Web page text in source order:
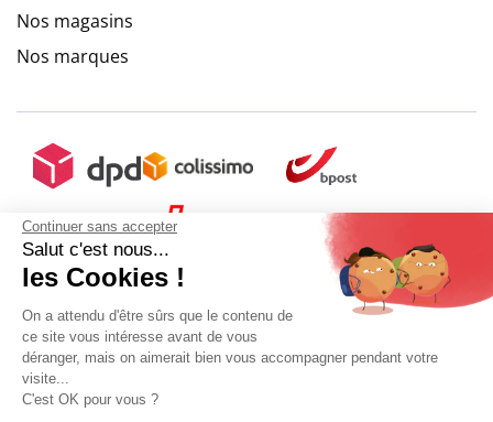
Continuer sans accepter
Salut c'est nous...
les Cookies !
On a attendu d'être sûrs que le contenu de
ce site vous intéresse avant de vous
déranger, mais on aimerait bien vous accompagner pendant votre
visite...
C'est OK pour vous ?
Nos magasins
Nos marques